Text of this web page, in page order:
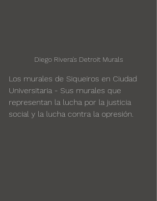
Diego Rivera's Detroit Murals
Los murales de Siqueiros en Ciudad
Universitaria - Sus murales que
representan la lucha por la justicia
social y la lucha contra la opresión.